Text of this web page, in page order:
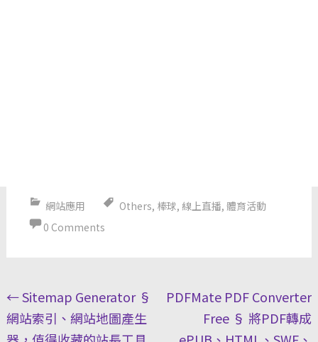
網站應用 Others, 棒球, 線上直播, 體育活動
0 Comments
Post
navigation
←Sitemap Generator §
網站索引、網站地圖產生
PDFMate PDF Converter
Free § 將PDF轉成